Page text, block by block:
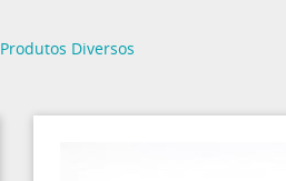
Produtos Diversos